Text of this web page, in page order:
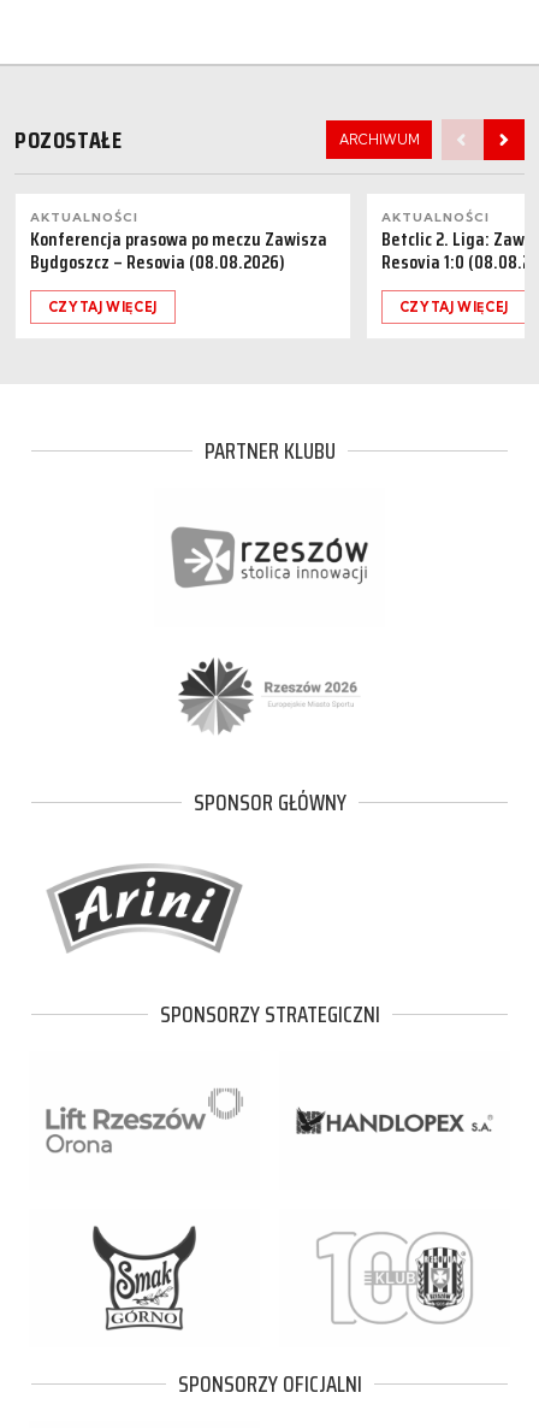
POZOSTAŁE ARCHIWUM
AKTUALNOŚCI
Konferencja prasowa po meczu Zawisza
Bydgoszcz – Resovia (08.08.2026)
CZYTAJ WIĘCEJ
AKTUALNOŚCI
Betclic 2. Liga:
Resovia 1:0
CZYTAJ WIĘCEJ
PARTNER KLUBU
SPONSOR GŁÓWNY
SPONSORZY STRATEGICZNI
SPONSORZY OFICJALNI